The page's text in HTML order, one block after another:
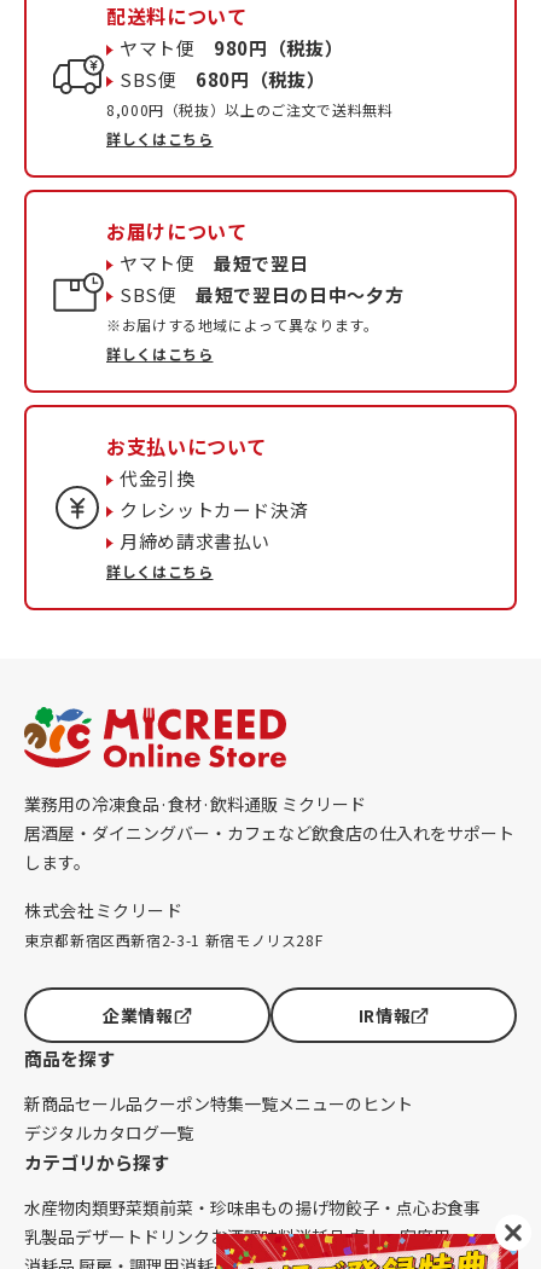
配送料について
ヤマト便 980円（税抜）
SBS便 680円（税抜）
8,000円（税抜）以上のご注文で送料無料
詳しくはこちら
お届けについて
ヤマト便最短で翌日
SBS便最短で翌日の日中〜夕方
※お届けする地域によって異なります。
詳しくはこちら
お支払いについて
代金引換
クレシットカード決済
月締め請求書払い
詳しくはこちら
業務用の冷凍食品·食材·飲料通販 ミクリード
居酒屋・ダイニングバー・カフェなど飲食店の仕入れをサポート
します。
株式会社ミクリード
東京都新宿区西新宿2-3-1 新宿モノリス28F
企業情報 IR情報
商品を探す
新商品セール品クーポン特集一覧メニューのヒント
デジタルカタログ一覧
カテゴリから探す
水産物肉類野菜類前菜・珍味串もの揚げ物餃子・点心お食事
乳製品デザート ドリンク お酒調味料消耗品 卓上・客席用